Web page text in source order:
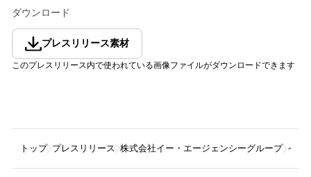
ダウンロード
プレスリリース素材
このプレスリリース内で使われている画像ファイルがダウンロードできます
トップ プレスリリース 株式会社イー・エージェンシーグループ イー